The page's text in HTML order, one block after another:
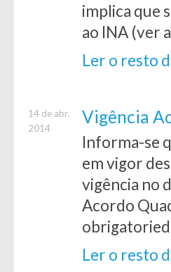
implica que
ao INA (ver
Ler o resto
14 de abr.
2014
Vigência
Informa-se
em vigor
vigência no
Acordo
Ler o resto